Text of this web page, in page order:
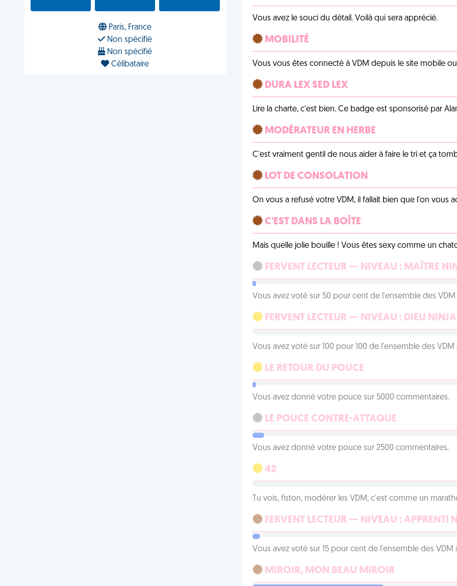
Paris, France
Non spécifié
Non spécifié
Célibataire
Vous avez le souci du détail. Voilà qui sera apprécié.
MOBILITÉ
Vous vous êtes connecté à VDM depuis le site mobile
DURA LEX SED LEX
Lire la charte, c'est bien. Ce badge est sponsorisé par
MODÉRATEUR EN HERBE
C'est vraiment gentil de nous aider à faire le tri et ça
LOT DE CONSOLATION
On vous a refusé votre VDM, il fallait bien que l'on vous
C'EST DANS LA BOÎTE
Mais quelle jolie bouille ! Vous êtes sexy comme un
FERVENT LECTEUR — NIVEAU : MAÎTRE
Vous avez voté sur 50 pour cent de l'ensemble des VDM
FERVENT LECTEUR — NIVEAU : DIEU NINJA
Vous avez voté sur 100 pour 100 de l'ensemble des VDM
LE RETOUR DU POUCE
Vous avez donné votre pouce sur 5000 commentaires.
LE POUCE CONTRE-ATTAQUE
Vous avez donné votre pouce sur 2500 commentaires.
42
Tu vois, fiston, modérer les VDM, c'est comme un
FERVENT LECTEUR — NIVEAU : APPRENTI
Vous avez voté sur 15 pour cent de l'ensemble des VDM
MIROIR, MON BEAU MIROIR